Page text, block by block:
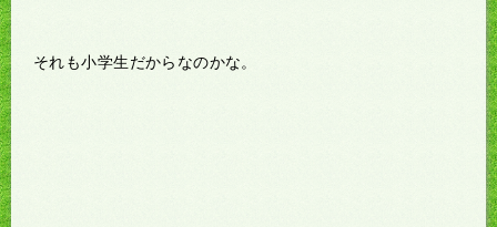
それも小学生だからなのかな。